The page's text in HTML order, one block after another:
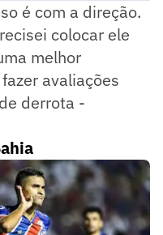
é com a direção.
colocar ele
melhor
avaliações
derrota -